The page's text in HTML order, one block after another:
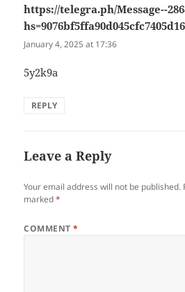
https://telegra.ph/Message--
January 4, 2025 at 17:36
5y2k9a
REPLY
Leave a Reply
Your email address will not be published.
marked*
COMMENT*